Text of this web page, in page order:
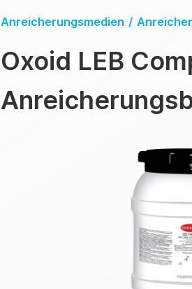
Anreicherungsmedien /
Oxoid LEB